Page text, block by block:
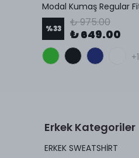
%33 ₺ 975.00
₺ 649.00
+1
Erkek Kategoriler
ERKEK SWEATSHİRT